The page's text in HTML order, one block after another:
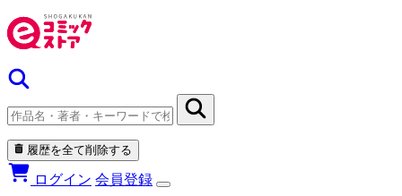
履歴を全て削除する
ログイン 会員登録